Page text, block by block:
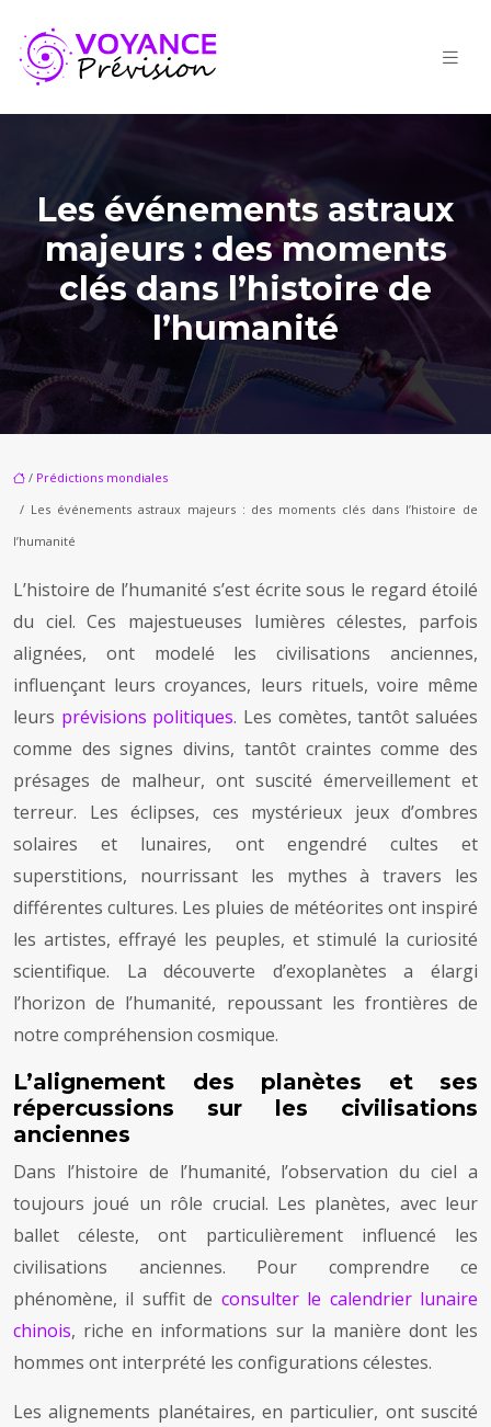
Les événements astraux
majeurs : des moments
clés dans l’histoire de
l’humanité
/ Prédictions mondiales
/ Les événements astraux majeurs : des moments clés dans l’histoire de
l’humanité
L’histoire de l’humanité s’est écrite sous le regard étoilé
du ciel. Ces majestueuses lumières célestes, parfois
alignées, ont modelé les civilisations anciennes,
influençant leurs croyances, leurs rituels, voire même
leurs prévisions politiques. Les comètes, tantôt saluées
comme des signes divins, tantôt craintes comme des
présages de malheur, ont suscité émerveillement et
terreur. Les éclipses, ces mystérieux jeux d’ombres
solaires et lunaires, ont engendré cultes et
superstitions, nourrissant les mythes à travers les
différentes cultures. Les pluies de météorites ont inspiré
les artistes, effrayé les peuples, et stimulé la curiosité
scientifique. La découverte d’exoplanètes a élargi
l’horizon de l’humanité, repoussant les frontières de
notre compréhension cosmique.
L’alignement des planètes et ses
répercussions sur les civilisations
anciennes
Dans l’histoire de l’humanité, l’observation du ciel a
toujours joué un rôle crucial. Les planètes, avec leur
ballet céleste, ont particulièrement influencé les
civilisations anciennes. Pour comprendre ce
phénomène, il suffit de consulter le calendrier lunaire
chinois, riche en informations sur la manière dont les
hommes ont interprété les configurations célestes.
Les alignements planétaires, en particulier, ont suscité